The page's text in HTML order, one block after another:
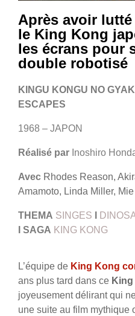
Après avoir
le King Kong
les écrans pour
double robotisé
KINGU KONGU NO
ESCAPES
1968 – JAPON
Réalisé par Inoshiro
Avec Rhodes Reason,
Amamoto, Linda Miller,
THEMA SINGES
SAGA KING KONG
L’équipe de King Kong
ans plus tard dans ce
joyeusement délirant qui
une suite au film mythique